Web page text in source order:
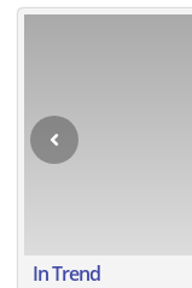
In Trend